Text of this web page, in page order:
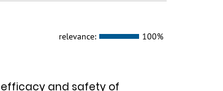
relevance: 100%
efficacy and safety of